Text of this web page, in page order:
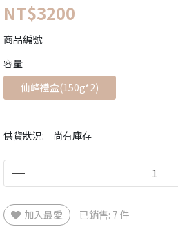
NT$3200
商品編號:
供貨狀況: 尚有庫存
容量
仙峰禮盒(150g*2)
加入最愛
已銷售: 7 件